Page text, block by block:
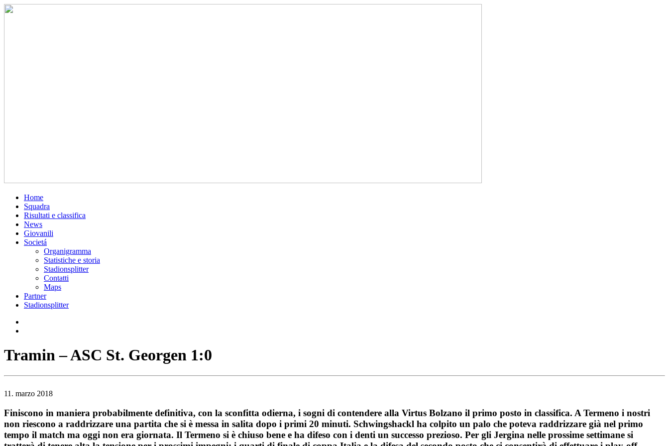
Home
Squadra
Risultati e classifica
News
Giovanili
Societá
Organigramma
Statistiche e storia
Stadionsplitter
Contatti
Maps
Partner
Stadionsplitter
Tramin – ASC St. Georgen 1:0
11. marzo 2018
Finiscono in maniera probabilmente definitiva, con la sconfitta odierna, i sogni di contendere alla Virtus Bolzano il primo posto in classifica. A Termeno i nostri
non riescono a raddrizzare una partita che si è messa in salita dopo i primi 20 minuti. Schwingshackl ha colpito un palo che poteva raddrizzare già nel primo
tempo il match ma oggi non era giornata. Il Termeno si è chiuso bene e ha difeso con i denti un successo prezioso. Per gli Jergina nelle prossime settimane si